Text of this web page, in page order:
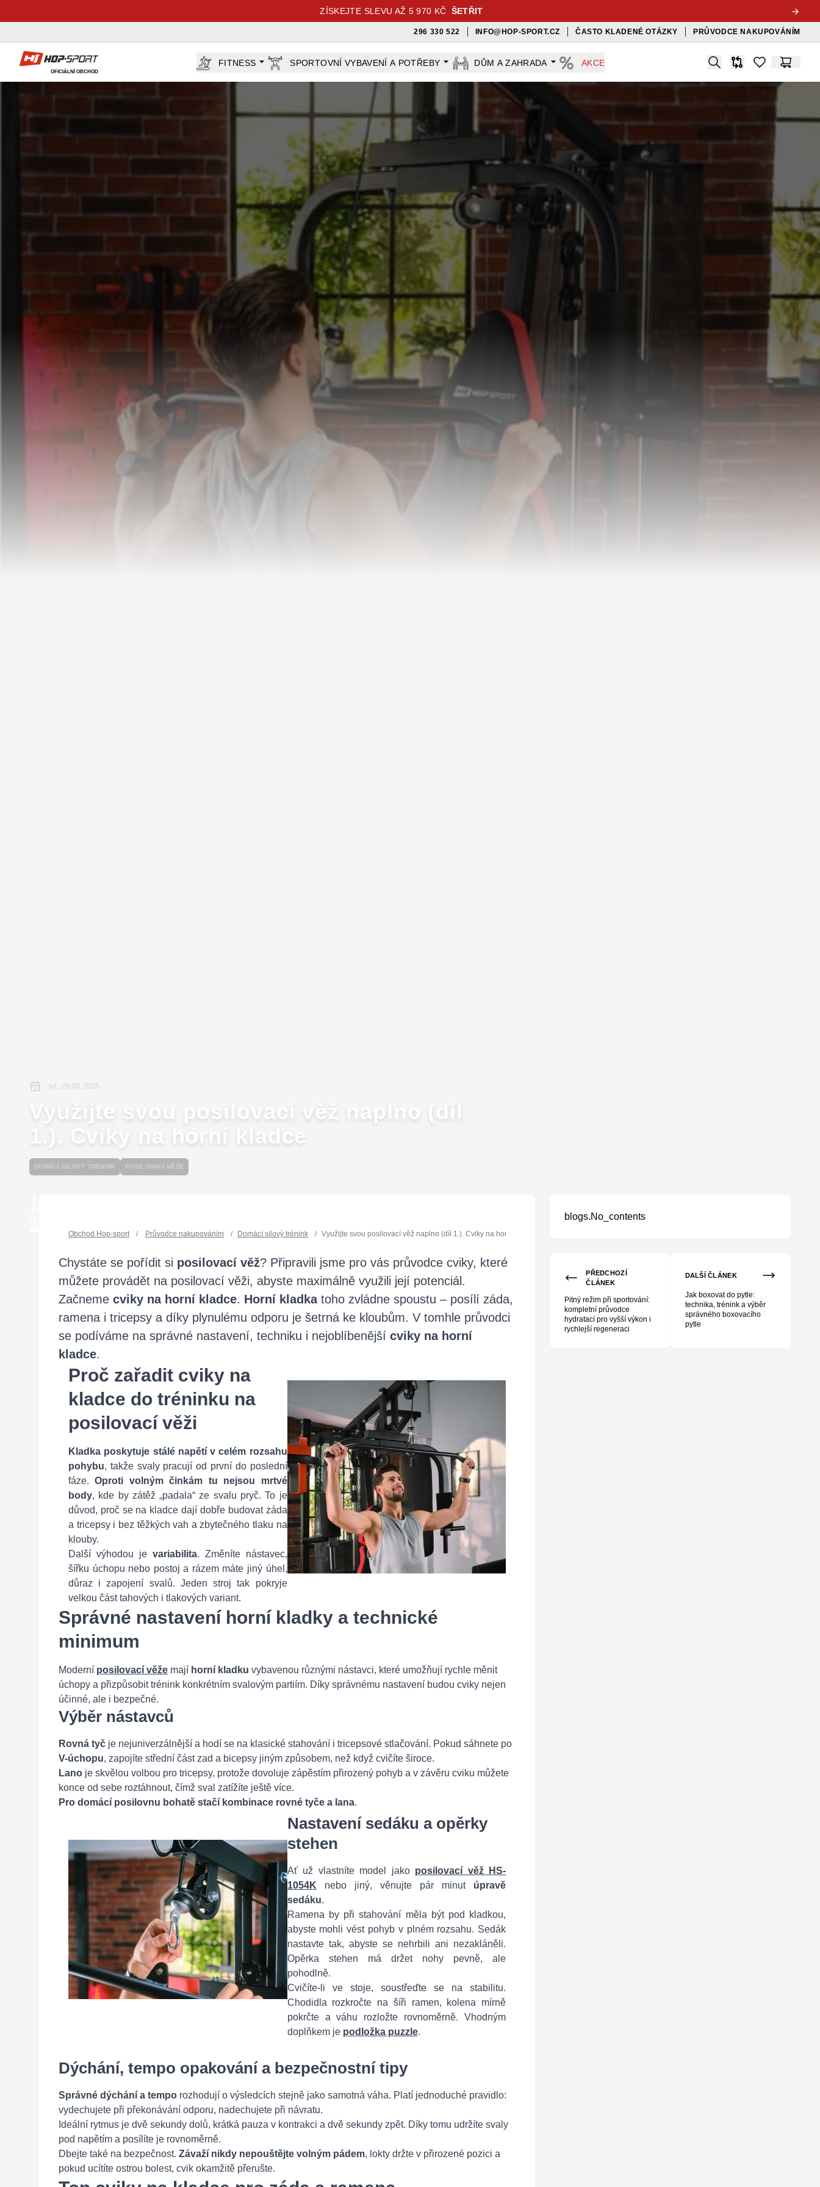
ZÍSKEJTE SLEVU AŽ 5 970 KČ ŠETŘIT
296 330 522 INFO@HOP-SPORT.CZ ČASTO KLADENÉ OTÁZKY PRŮVODCE NAKUPOVÁNÍM
Hop-Sport.cz
OFICIÁLNÍ OBCHOD
FITNESS SPORTOVNÍ VYBAVENÍ A POTŘEBY DŮM A ZAHRADA AKCE Search
Srovnávačitems inKošík
wt., 26.08.2025
Využijte svou posilovací věž naplno (díl
1.). Cviky na horní kladce
DOMÁCÍ SILOVÝ TRÉNINK POSILOVACÍ VĚŽE
Obchod Hop-sport / Průvodce nakupováním / Domácí silový trénink / Využijte svou posilovací věž naplno (díl 1.). Cviky na horní kladce
Chystáte se pořídit si posilovací věž? Připravili jsme pro vás průvodce cviky, které
můžete provádět na posilovací věži, abyste maximálně využili její potenciál.
Začneme cviky na horní kladce. Horní kladkatoho zvládne spoustu – posílí záda,
ramena i tricepsy a díky plynulému odporu je šetrná ke kloubům. V tomhle průvodci
se podíváme na správné nastavení, techniku i nejoblíbenější cviky na horní
kladce.
Proč zařadit cviky na
kladce do tréninku na
posilovací věži
Kladka poskytuje stálé napětí v celém rozsahu
pohybu, takže svaly pracují od první do poslední
fáze.Oproti volným činkám tu nejsou mrtvé
body, kde by zátěž „padala“ ze svalu pryč. To je
důvod, proč se na kladce dají dobře budovat záda
a tricepsy i bez těžkých vah a zbytečného tlaku na
klouby.
Další výhodou je variabilita. Změníte nástavec,
šířku úchopu nebo postoj a rázem máte jiný úhel,
důraz i zapojení svalů. Jeden stroj tak pokryje
velkou část tahových i tlakových variant.
Správné nastavení horní kladky a technické
minimum
Moderní posilovací věže mají horní kladku vybavenou různými nástavci, které umožňují rychle měnit
úchopy a přizpůsobit trénink konkrétním svalovým partiím. Díky správnému nastavení budou cviky nejen
účinné, ale i bezpečné.
Výběr nástavců
Rovná tyč je nejuniverzálnější a hodí se na klasické stahování i tricepsové stlačování. Pokud sáhnete po
V-úchopu, zapojíte střední část zad a bicepsy jiným způsobem, než když cvičíte široce.
Lano je skvělou volbou pro tricepsy, protože dovoluje zápěstím přirozený pohyb a v závěru cviku můžete
konce od sebe roztáhnout, čímž sval zatížíte ještě více.
Pro domácí posilovnu bohatě stačí kombinace rovné tyče a lana.
Nastavení sedáku a opěrky
stehen
Ať už vlastníte model jako posilovací věž HS-
1054K nebo jiný, věnujte pár minut úpravě
sedáku.
Ramena by při stahování měla být pod kladkou,
abyste mohli vést pohyb v plném rozsahu. Sedák
nastavte tak, abyste se nehrbili ani nezakláněli.
Opěrka stehen má držet nohy pevně, ale
pohodlně.
Cvičíte-li ve stoje, soustřeďte se na stabilitu.
Chodidla rozkročte na šíři ramen, kolena mírně
pokrčte a váhu rozložte rovnoměrně. Vhodným
doplňkem je podložka puzzle.
Dýchání, tempo opakování a bezpečnostní tipy
Správné dýchání a tempo rozhodují o výsledcích stejně jako samotná váha. Platí jednoduché pravidlo:
vydechujete při překonávání odporu, nadechujete při návratu.
Ideální rytmus je dvě sekundy dolů, krátká pauza v kontrakci a dvě sekundy zpět. Díky tomu udržíte svaly
pod napětím a posílíte je rovnoměrně.
Dbejte také na bezpečnost. Závaží nikdy nepouštějte volným pádem, lokty držte v přirozené pozici a
pokud ucítíte ostrou bolest, cvik okamžitě přerušte.
blogs.No_contents
PŘEDCHOZÍ
ČLÁNEK
Pitný režim při sportování:
kompletní průvodce
hydratací pro vyšší výkon i
rychlejší regeneraci
DALŠÍ ČLÁNEK
Jak boxovat do pytle:
technika, trénink a výběr
správného boxovacího
pytle